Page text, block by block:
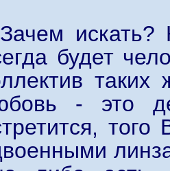
Зачем
будет
- это